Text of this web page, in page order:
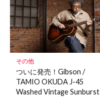
その他
ついに発売！Gibson /
TAMIO OKUDA J-45
Washed Vintage Sunburst